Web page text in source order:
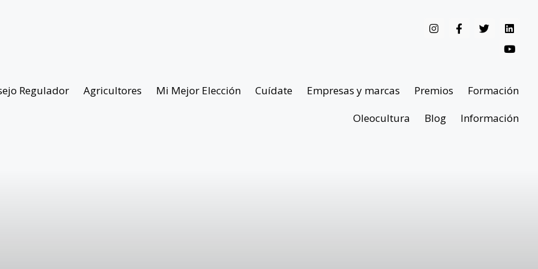
Regulador Agricultores Mi Mejor Elección Cuídate Empresas y marcas Premios
Formación
Oleocultura
Blog Información